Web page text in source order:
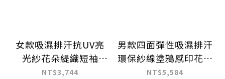
女款吸濕排汗抗UV亮
光紗花朵緹織短袖
POLO衫
NT$3,744
男款四面彈性吸濕排汗
環保紗線塗鴉感印花立
領背心
NT$5,584